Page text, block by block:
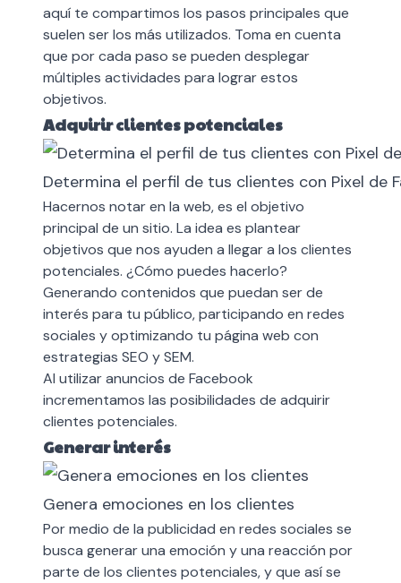
aquí te compartimos los pasos principales que
suelen ser los más utilizados. Toma en cuenta
que por cada paso se pueden desplegar
múltiples actividades para lograr estos
objetivos.
Adquirir clientes potenciales
Determina el perfil de tus clientes con Pixel de
Hacernos notar en la web, es el objetivo
principal de un sitio. La idea es plantear
objetivos que nos ayuden a llegar a los clientes
potenciales. ¿Cómo puedes hacerlo?
Generando contenidos que puedan ser de
interés para tu público, participando en redes
sociales y optimizando tu página web con
estrategias SEO y SEM.
Al utilizar anuncios de Facebook
incrementamos las posibilidades de adquirir
clientes potenciales.
Generar interés
Genera emociones en los clientes
Por medio de la publicidad en redes sociales se
busca generar una emoción y una reacción por
parte de los clientes potenciales, y que así se